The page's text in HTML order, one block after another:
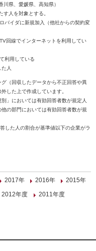
川県、愛媛県、高知県）
す人を対象とする。
バイダに新規加入（他社からの契約変
回線でインターネットを利用してい
利用している
人
（回収したデータから不正回答や異
した上で作成しています。
」においては有効回答者数が規定人
の部門においては有効回答者数が規
した人の割合が基準値以下の企業がラ
2017年 2016年
2015年
2012年度
2011年度